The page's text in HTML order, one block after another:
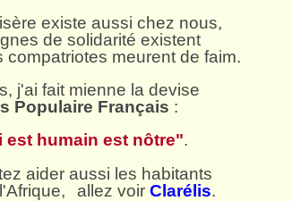
existe aussi chez nous,
de solidarité existent
compatriotes meurent de faim.
j'ai fait mienne la devise
Populaire Français :
est humain est nôtre".
aider aussi les habitants
allez voir Clarélis.